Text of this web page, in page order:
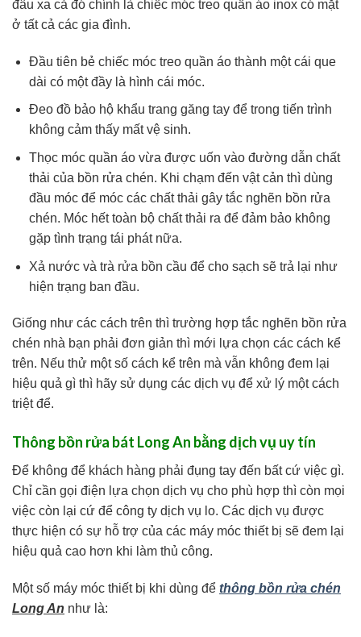
đâu xa cả đó chính là chiếc móc treo quần áo inox có mặt
ở tất cả các gia đình.
Đầu tiên bẻ chiếc móc treo quần áo thành một cái que
dài có một đầy là hình cái móc.
Đeo đồ bảo hộ khẩu trang găng tay để trong tiến trình
không cảm thấy mất vệ sinh.
Thọc móc quần áo vừa được uốn vào đường dẫn chất
thải của bồn rửa chén. Khi chạm đến vật cản thì dùng
đầu móc để móc các chất thải gây tắc nghẽn bồn rửa
chén. Móc hết toàn bộ chất thải ra để đảm bảo không
gặp tình trạng tái phát nữa.
Xả nước và trà rửa bồn cầu để cho sạch sẽ trả lại như
hiện trạng ban đầu.
Giống như các cách trên thì trường hợp tắc nghẽn bồn rửa
chén nhà bạn phải đơn giản thì mới lựa chọn các cách kể
trên. Nếu thử một số cách kể trên mà vẫn không đem lại
hiệu quả gì thì hãy sử dụng các dịch vụ để xử lý một cách
triệt để.
Thông bồn rửa bát Long An bằng dịch vụ uy tín
Để không để khách hàng phải đụng tay đến bất cứ việc gì.
Chỉ cần gọi điện lựa chọn dịch vụ cho phù hợp thì còn mọi
việc còn lại cứ để công ty dịch vụ lo. Các dịch vụ được
thực hiện có sự hỗ trợ của các máy móc thiết bị sẽ đem lại
hiệu quả cao hơn khi làm thủ công.
Một số máy móc thiết bị khi dùng để thông bồn rửa chén
Long An như là: